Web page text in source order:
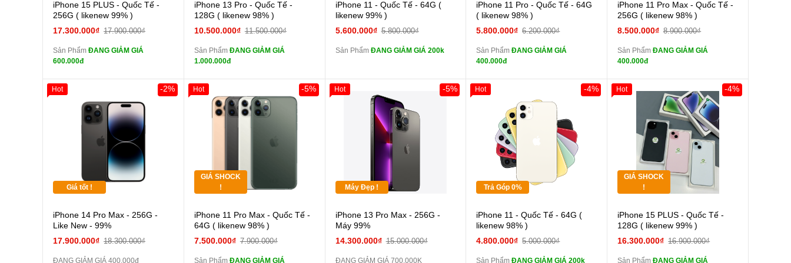
màn
tai nghe iPhone 6S
Pin dự phòng và
các Phụ Kiện Khác
iPhone 15 PLUS - Quốc Tế -
256G ( likenew 99% )
17.300.000₫ 17.900.000₫
Sản Phẩm ĐANG GIẢM GIÁ
600.000đ
màn
tai nghe iPhone 6S
Pin dự phòng và
các Phụ Kiện Khác
iPhone 13 Pro - Quốc Tế -
128G ( likenew 98% )
10.500.000₫ 11.500.000₫
Sản Phẩm ĐANG GIẢM GIÁ
1.000.000đ
màn
tai nghe iPhone 6S
Pin dự phòng và
các Phụ Kiện Khác
iPhone 11 - Quốc Tế - 64G (
likenew 99% )
5.600.000₫ 5.800.000₫
Sản Phẩm ĐANG GIẢM GIÁ 200k
màn
tai nghe iPhone 6S
Pin dự phòng và
các Phụ Kiện Khác
iPhone 11 Pro - Quốc Tế - 64G
( likenew 98% )
5.800.000₫ 6.200.000₫
Sản PhẩmĐANG GIẢM GIÁ
400.000đ
màn
tai nghe iPhone 6S
Pin dự phòng và
các Phụ Kiện Khác
iPhone 11 Pro Max - Quốc Tế -
256G ( likenew 98% )
8.500.000₫ 8.900.000₫
Sản PhẩmĐANG GIẢM GIÁ
400.000đ
Giá tốt !
iPhone 14 Pro Max - 256G -
Like New - 99%
17.900.000₫ 18.300.000₫
-2%
ĐANG GIẢM GIÁ 400.000đ
Hot
GIÁ SHOCK
!
Giảm 100.000đ
Khách Hàng
Thân Thiết
Cường lực 10D full
màn
tai nghe iPhone 6S
iPhone 11 Pro Max - Quốc Tế -
64G ( likenew 98% )
7.500.000₫ 7.900.000₫
-5%
Sản Phẩm ĐANG GIẢM GIÁ
Hot
Máy Đẹp !
iPhone 13 Pro Max - 256G -
Máy 99%
14.300.000₫ 15.000.000₫
-5%
ĐANG GIẢM GIÁ 700.000K
Hot
Trả Góp 0%
Giảm 100.000đ
Khách Hàng
Thân Thiết
Tặng
Tặng
Tặng
Cường lực 10D full
màn
tai nghe iPhone 6S
iPhone 11 - Quốc Tế - 64G (
likenew 98% )
4.800.000₫ 5.000.000₫
-4%
Sản PhẩmĐANG GIẢM GIÁ 200k
Hot
GIÁ SHOCK
!
Giảm 100.000đ
Khách Hàng
Tặng
Cường lực 10D full
màn
tai nghe iPhone 6S
iPhone 15 PLUS - Quốc Tế -
128G ( likenew 99% )
16.300.000₫ 16.900.000₫
-4%
Sản PhẩmĐANG GIẢM GIÁ
Hot